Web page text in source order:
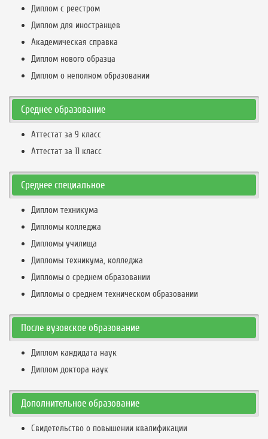
Диплом с реестром
Диплом для иностранцев
Академическая справка
Диплом нового образца
Диплом о неполном образовании
Среднее образование
Аттестат за 9 класс
Аттестат за 11 класс
Среднее специальное
Диплом техникума
Дипломы колледжа
Дипломы училища
Дипломы техникума, колледжа
Дипломы о среднем образовании
Дипломы о среднем техническом образовании
После вузовское образование
Диплом кандидата наук
Диплом доктора наук
Дополнительное образование
Свидетельство о повышении квалификации